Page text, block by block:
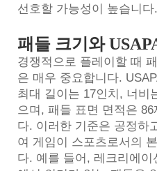
선호할 가능성이 높습니다.
패들 크기와
경쟁적으로 플레이할 때
은 매우 중요합니다.
최대 길이는 17인치, 너비
으며, 패들 표면 면적은
다. 이러한 기준은 공정하
여 게임이 스포츠로서의
다. 예를 들어, 레크리에